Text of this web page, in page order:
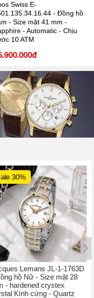
Swiss E-
- Đồng hồ
- Size mặt 41 mm -
- Automatic - Chịu
10 ATM
30%
Lemans JL-1-1763D
hồ Nữ - Size mặt 28
- hardened crystex
Kính cứng - Quartz